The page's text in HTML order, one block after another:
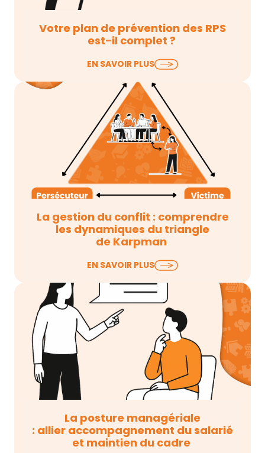
Votre plan de prévention des RPS
est-il complet ?
La plupart des organisations ont mis en place des
actions pour prévenir les risques psychosociaux.
Mais mettre en place des…
EN SAVOIR PLUS
La gestion du conflit : comprendre
les dynamiques du triangle
de Karpman
Dans nos missions d’accompagnement visant à
réguler les conflits ou lors d’enquêtes pour des
situations…
EN SAVOIR PLUS
La posture managériale
: allier accompagnement du salarié
et maintien du cadre